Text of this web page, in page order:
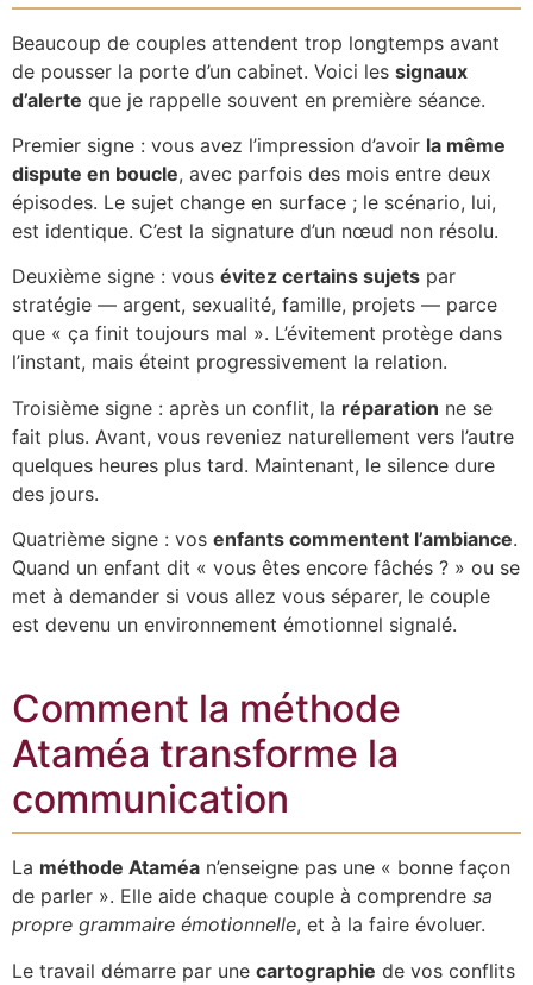
Beaucoup de couples attendent trop longtemps avant
de pousser la porte d’un cabinet. Voici les signaux
d’alerte que je rappelle souvent en première séance.
Premier signe : vous avez l’impression d’avoir la même
dispute en boucle, avec parfois des mois entre deux
épisodes. Le sujet change en surface ; le scénario, lui,
est identique. C’est la signature d’un nœud non résolu.
Deuxième signe : vous évitez certains sujets par
stratégie — argent, sexualité, famille, projets — parce
que « ça finit toujours mal ». L’évitement protège dans
l’instant, mais éteint progressivement la relation.
Troisième signe : après un conflit, la réparation ne se
fait plus. Avant, vous reveniez naturellement vers l’autre
quelques heures plus tard. Maintenant, le silence dure
des jours.
Quatrième signe : vos enfants commentent l’ambiance.
Quand un enfant dit « vous êtes encore fâchés ? » ou se
met à demander si vous allez vous séparer, le couple
est devenu un environnement émotionnel signalé.
Comment la méthode
Ataméa transforme la
communication
La méthode Ataméa n’enseigne pas une « bonne façon
de parler ». Elle aide chaque couple à comprendre sa
propre grammaire émotionnelle, et à la faire évoluer.
Le travail démarre par une cartographie de vos conflits